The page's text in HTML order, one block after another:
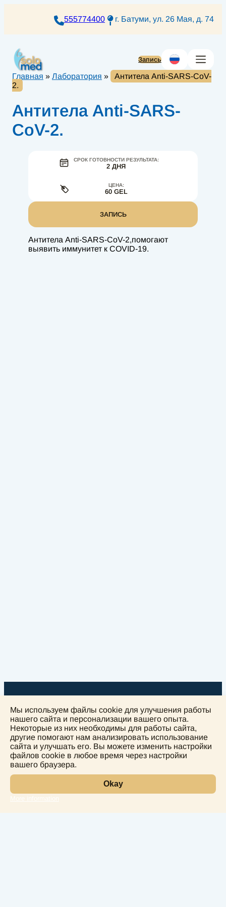
555774400 г. Батуми, ул. 26 Мая, д. 74
Запись
Главная » Лаборатория »
Антитела Anti-SARS-CoV-
2.
Антитела Anti-SARS-
CoV-2.
Антитела Anti-SARS-CoV-2,помогают
выявить иммунитет к COVID-19.
СРОК ГОТОВНОСТИ РЕЗУЛЬТАТА:
2 ДНЯ
ЦЕНА:
60 GEL
ЗАПИСЬ
+
Мы используем файлы cookie для улучшения работы
нашего сайта и персонализации вашего опыта.
Некоторые из них необходимы для работы сайта,
другие помогают нам анализировать использование
сайта и улучшать его. Вы можете изменить настройки
файлов cookie в любое время через настройки
вашего браузера.
Okay
More information